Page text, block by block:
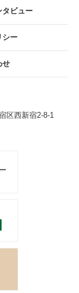
タビュー
シー
せ
区西新宿2-8-1